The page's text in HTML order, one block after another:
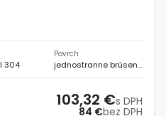
304
Povrch
jednostranne brúsený
84 €bez DPH
103,32 €s DPH